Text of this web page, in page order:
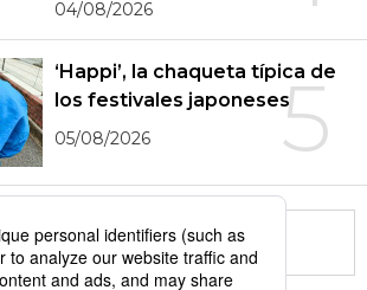
04/08/2026
5
‘Happi’, la chaqueta típica de
los festivales japoneses
05/08/2026
More in this series